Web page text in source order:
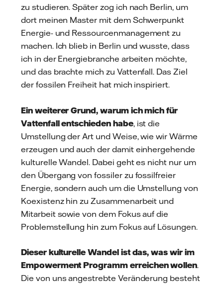
zu studieren. Später zog ich nach Berlin, um
dort meinen Master mit dem Schwerpunkt
Energie- und Ressourcenmanagement zu
machen. Ich blieb in Berlin und wusste, dass
ich in der Energiebranche arbeiten möchte,
und das brachte mich zu Vattenfall. Das Ziel
der fossilen Freiheit hat mich inspiriert.
Ein weiterer Grund, warum ich mich für
Vattenfall entschieden habe, ist die
Umstellung der Art und Weise, wie wir Wärme
erzeugen und auch der damit einhergehende
kulturelle Wandel. Dabei geht es nicht nur um
den Übergang von fossiler zu fossilfreier
Energie, sondern auch um die Umstellung von
Koexistenz hin zu Zusammenarbeit und
Mitarbeit sowie von dem Fokus auf die
Problemstellung hin zum Fokus auf Lösungen.
Dieser kulturelle Wandel ist das, was wir im
Empowerment Programm erreichen wollen.
Die von uns angestrebte Veränderung besteht